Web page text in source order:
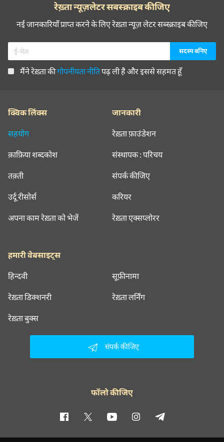
रेख़्ता न्यूज़लेटर सबस्क्राइब कीजिए
नई जानकारियाँ प्राप्त करने के लिए रेख़्ता न्यूज़ लेटर सब्स्क्राइब कीजिए
मैंने रेख़्ता कीगोपनीयता नीतिपढ़ ली है और इससे सहमत हूँ
क्विक लिंक्स
सहयोग
क़ाफ़िया शब्दकोश
तक़्ती
उर्दू रीसोर्स
अपना काम रेख़्ता को भेजें
जानकारी
रेख़्ता फ़ाउंडेशन
संस्थापक : परिचय
संपर्क कीजिए
करियर
रेख़्ता एक्सप्लोरर
हमारी वेबसाइट्स
हिन्दवी सूफ़ीनामा
रेख़्ता डिक्शनरी रेख़्ता लर्निंग
रेख़्ता बुक्स
संपर्क कीजिए
फॉलो कीजिए